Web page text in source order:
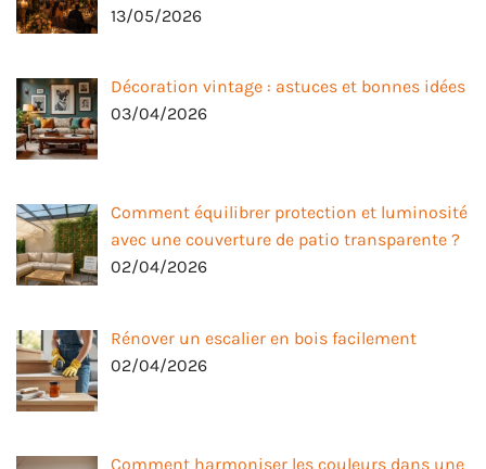
13/05/2026
Décoration vintage : astuces et bonnes idées
03/04/2026
Comment équilibrer protection et luminosité
avec une couverture de patio transparente ?
02/04/2026
Rénover un escalier en bois facilement
02/04/2026
Comment harmoniser les couleurs dans une